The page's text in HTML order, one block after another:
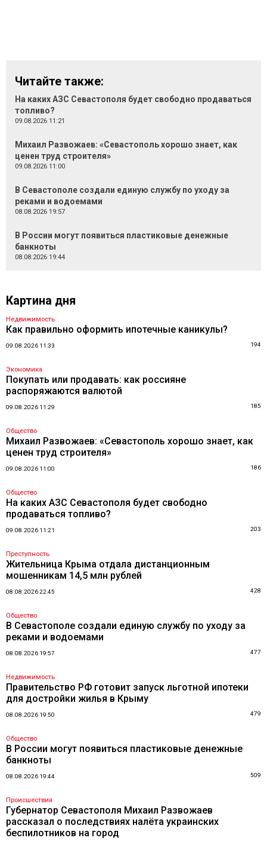
Читайте также:
На каких АЗС Севастополя будет свободно продаваться
топливо?
09.08.2026 11:21
Михаил Развожаев: «Севастополь хорошо знает, как
ценен труд строителя»
09.08.2026 11:00
В Севастополе создали единую службу по уходу за
реками и водоемами
08.08.2026 19:57
В России могут появиться пластиковые денежные
банкноты
08.08.2026 19:44
Картина дня
Недвижимость
Как правильно оформить ипотечные каникулы?
09.08.2026 11:33 194
Экономика
Покупать или продавать: как россияне
распоряжаются валютой
09.08.2026 11:29 185
Общество
Михаил Развожаев: «Севастополь хорошо знает, как
ценен труд строителя»
09.08.2026 11:00 186
Общество
На каких АЗС Севастополя будет свободно
продаваться топливо?
09.08.2026 11:21 203
Преступность
Жительница Крыма отдала дистанционным
мошенникам 14,5 млн рублей
08.08.2026 22:45 428
Общество
В Севастополе создали единую службу по уходу за
реками и водоемами
08.08.2026 19:57 477
Недвижимость
Правительство РФ готовит запуск льготной ипотеки
для достройки жилья в Крыму
08.08.2026 19:50 479
Общество
В России могут появиться пластиковые денежные
банкноты
08.08.2026 19:44 509
Происшествия
Губернатор Севастополя Михаил Развожаев
рассказал о последствиях налёта украинских
беспилотников на город